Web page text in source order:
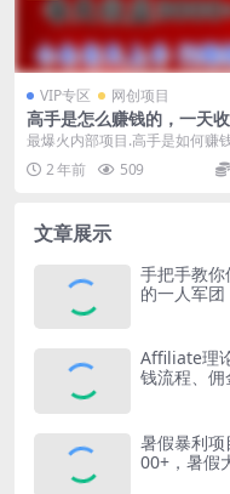
VIP专区 网创项目
高手是怎么赚钱的，一天
3000+ 这是穷人逆风翻盘
个项目，非常稳…
最爆火内部项目.高手是如何赚
的，一天收益几千+ 这是穷人逆
翻盘的一个项目，非...
2 年前 509
文章展示
手把手教
的一人军团
Affiliate理
钱流程、
暑假暴利
00+，暑假